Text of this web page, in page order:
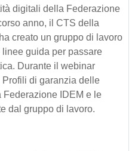
digitali della Federazione
anno, il CTS della
creato un gruppo di lavoro
guida per passare
Durante il webinar
di garanzia delle
IDEM e le
dal gruppo di lavoro.